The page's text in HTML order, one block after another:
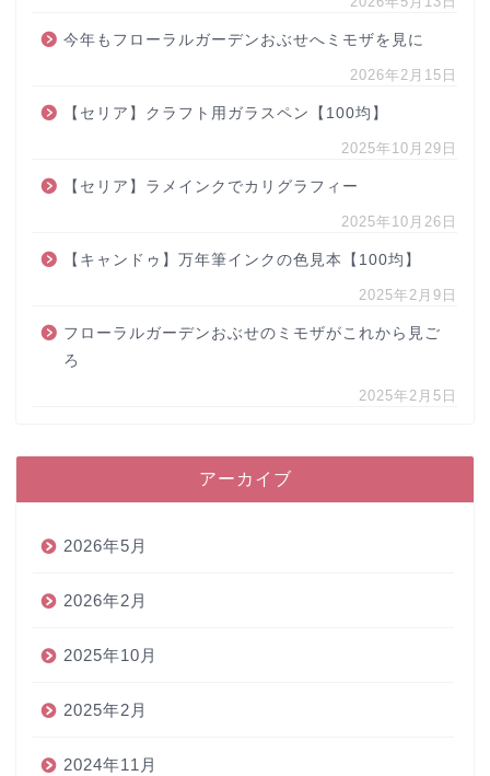
今年もフローラルガーデンおぶせへミモザを見に
2026年2月15日
【セリア】クラフト用ガラスペン【100均】
2025年10月29日
【セリア】ラメインクでカリグラフィー
2025年10月26日
【キャンドゥ】万年筆インクの色見本【100均】
2025年2月9日
フローラルガーデンおぶせのミモザがこれから見ご
ろ
2025年2月5日
アーカイブ
2026年5月
2026年2月
2025年10月
2025年2月
2024年11月